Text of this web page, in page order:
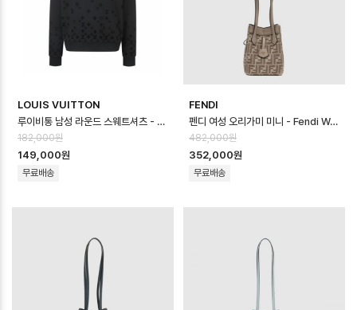
LOUIS VUITTON
루이비통 남성 라운드 스웨트셔츠 - Louis vuitton Mens Round Sweat…
182,000원
149,000원
무료배송
FENDI
펜디 여성 오리가미 미니 - Fendi Womens Origami Mini - feb170…
482,000원
352,000원
무료배송